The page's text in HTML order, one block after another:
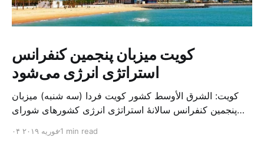
کویت میزبان پنجمین کنفرانس
استراتژی انرژی می‌شود
کویت: الشرق الأوسط کشور کویت فردا (سه شنبه) میزبان
پنجمین کنفرانس سالانهٔ استراتژی انرژی کشورهای شورای
متخصص از شرکت‌های جهانی نفت و گاز در این کنفرانس
۰۴ فوریه ۲۰۱۹1 min read